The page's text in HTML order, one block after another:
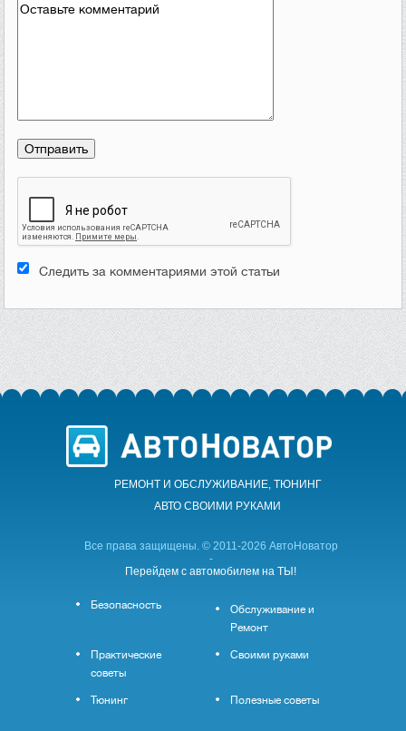
Следить за комментариями этой статьи
РЕМОНТ И ОБСЛУЖИВАНИЕ, ТЮНИНГ
АВТО CВОИМИ РУКАМИ
Все права защищены. © 2011-2026 АвтоНоватор
-
Перейдем с автомобилем на ТЫ!
Безопасность
Обслуживание и
Ремонт
Практические
советы
Своими руками
Тюнинг Полезные советы